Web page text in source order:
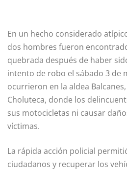
En un hecho considerado
dos hombres fueron
quebrada después de haber
intento de robo el sábado 3 de
ocurrieron en la aldea
Choluteca, donde los
sus motocicletas ni causar
víctimas.
La rápida acción policial
ciudadanos y recuperar los